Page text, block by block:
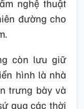
nghệ thuật
đường cho
còn lưu giữ
hình là nhà
trưng bày và
qua các thời